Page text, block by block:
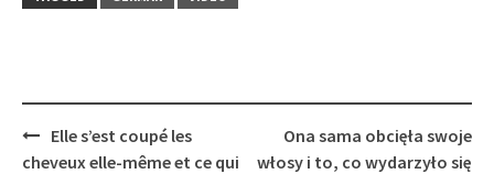
Post
navigation
Elle s’est coupé les
cheveux elle-même et ce qui
Ona sama obcięła swoje
włosy i to, co wydarzyło się